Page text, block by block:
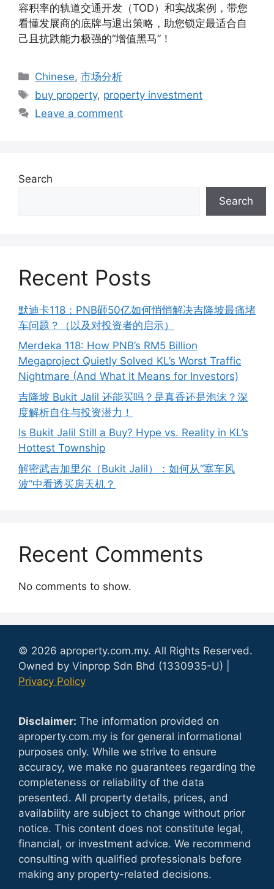
容积率的轨道交通开发（TOD）和实战案例，带您
看懂发展商的底牌与退出策略，助您锁定最适合自
己且抗跌能力极强的“增值黑马”！
Categories
Chinese,市场分析
Tags
buy property, property investment
Leave a comment
Search
Search
Recent Posts
默迪卡118：PNB砸50亿如何悄悄解决吉隆坡最痛堵
车问题？（以及对投资者的启示）
Merdeka 118: How PNB’s RM5 Billion
Megaproject Quietly Solved KL’s Worst Traffic
Nightmare (And What It Means for Investors)
吉隆坡 Bukit Jalil 还能买吗？是真香还是泡沫？深
度解析自住与投资潜力！
Is Bukit Jalil Still a Buy? Hype vs. Reality in KL’s
Hottest Township
解密武吉加里尔（Bukit Jalil）：如何从“塞车风
波”中看透买房天机？
Recent Comments
No comments to show.
© 2026 aproperty.com.my. All Rights Reserved.
Owned by Vinprop Sdn Bhd (1330935-U) |
Privacy Policy
Disclaimer: The information provided on
aproperty.com.my is for general informational
purposes only. While we strive to ensure
accuracy, we make no guarantees regarding the
completeness or reliability of the data
presented. All property details, prices, and
availability are subject to change without prior
notice. This content does not constitute legal,
financial, or investment advice. We recommend
consulting with qualified professionals before
making any property-related decisions.